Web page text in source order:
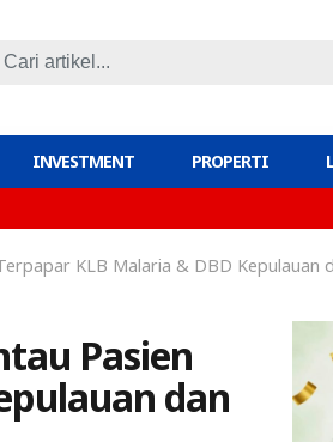
INVESTMENT PROPERTI
KLB Malaria & DBD Kepulauan
Pasien
dan